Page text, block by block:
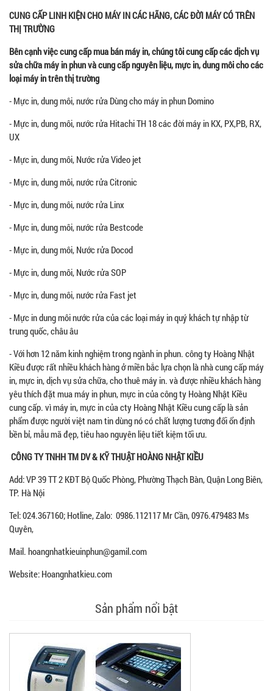
CUNG CẤP LINH KIỆN CHO MÁY IN CÁC HÃNG, CÁC ĐỜI MÁY CÓ TRÊN
THỊ TRƯỜNG
Bên cạnh việc cung cấp mua bán máy in, chúng tôi cung cấp các dịch vụ
sửa chữa máy in phun và cung cấp nguyên liệu, mực in, dung môi cho các
loại máy in trên thị trường
- Mực in, dung môi, nước rửa Dùng cho máy in phun Domino
- Mực in, dung môi, nước rửa Hitachi TH 18 các đời máy in KX, PX,PB, RX,
UX
- Mực in, dung môi, Nước rửa Video jet
- Mực in, dung môi, nước rửa Citronic
- Mực in, dung môi, nước rửa Linx
- Mực in, dung môi, nước rửa Bestcode
- Mực in, dung môi, Nước rửa Docod
- Mực in, dung môi, Nước rửa SOP
- Mực in, dung môi, nước rửa Fast jet
- Mực in dung môi nước rửa của các loại máy in quý khách tự nhập từ
trung quốc, châu âu
- Với hơn 12 năm kinh nghiệm trong ngành in phun. công ty Hoàng Nhật
Kiều được rất nhiều khách hàng ở miền bắc lựa chọn là nhà cung cấp máy
in, mực in, dịch vụ sửa chữa, cho thuê máy in. và được nhiều khách hàng
yêu thích đặt mua máy in phun, mực in của công ty Hoàng Nhật Kiều
cung cấp. vì máy in, mực in của cty Hoàng Nhật Kiều cung cấp là sản
phẩm được người việt nam tin dùng nó có chất lượng tương đối ổn định
bền bỉ, mẫu mã đẹp, tiêu hao nguyên liệu tiết kiệm tối ưu.
CÔNG TY TNHH TM DV & KỸ THUẬT HOÀNG NHẬT KIỀU
Add: VP 39 TT 2 KĐT Bộ Quốc Phòng, Phường Thạch Bàn, Quận Long Biên,
TP. Hà Nội
Tel: 024.367160; Hotline, Zalo: 0986.112117 Mr Cần, 0976.479483 Ms
Quyên,
Mail. hoangnhatkieuinphun@gamil.com
Website: Hoangnhatkieu.com
Sản phẩm nổi bật